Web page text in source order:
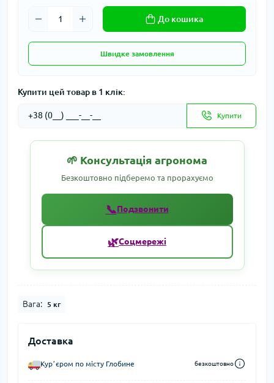
До кошика
Швидке замовлення
Купити цей товар в 1 клік:
Купити
🌱 Консультація агронома
Безкоштовно підберемо та прорахуємо
📞Подзвонити
🌿Соцмережі
Вага: 5 кг
Доставка
Курʼєром по місту Глобине безкоштовно